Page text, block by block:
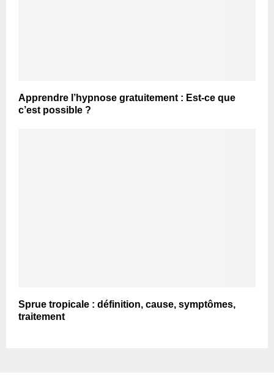
Apprendre l’hypnose gratuitement : Est-ce que
c’est possible ?
Sprue tropicale : définition, cause, symptômes,
traitement